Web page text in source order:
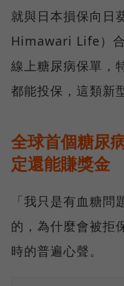
就與日本損保向日
Himawari Life）
線上糖尿病保單，
都能投保，這類新
全球首個糖尿
定還能賺獎金
「我只是有血糖
的，為什麼會被拒
時的普遍心聲。